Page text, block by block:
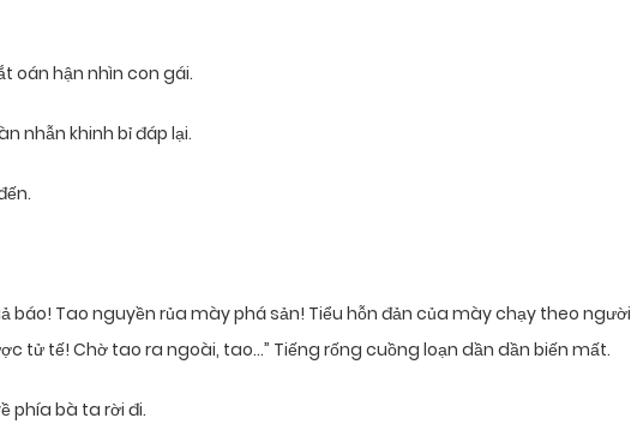
oán hận nhìn con gái.
nhẫn khinh bỉ đáp lại.
báo! Tao nguyền rủa mày phá sản! Tiểu hỗn đản của mày chạy theo người
tử tế! Chờ tao ra ngoài, tao…” Tiếng rống cuồng loạn dần dần biến mất.
phía bà ta rời đi.